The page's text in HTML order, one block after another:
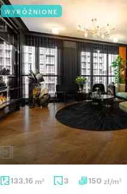
WYRÓŻNIONE
133,16 m2 3 150 zł/m2